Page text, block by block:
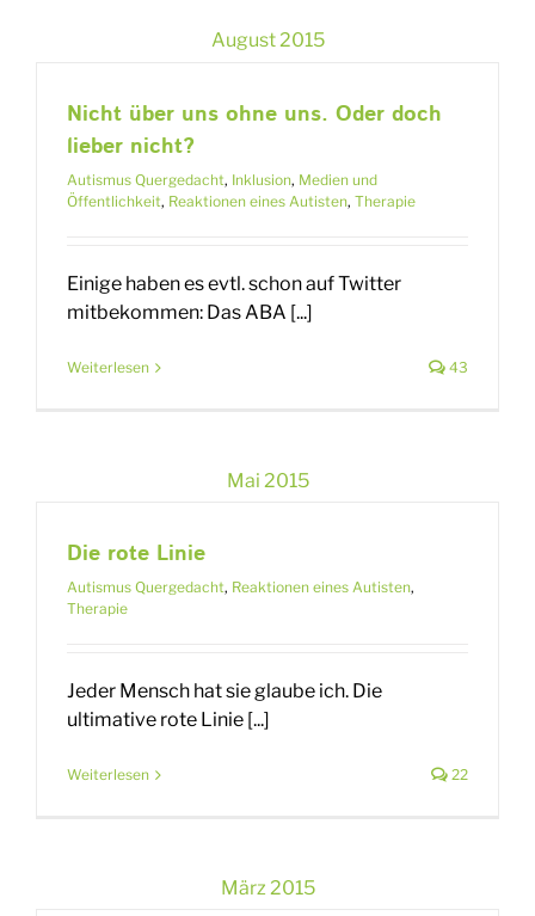
August 2015
Nicht über uns ohne uns. Oder doch
lieber nicht?
Autismus Quergedacht, Inklusion, Medien und
Öffentlichkeit, Reaktionen eines Autisten, Therapie
Einige haben es evtl. schon auf Twitter
mitbekommen: Das ABA [...]
Weiterlesen 43
Mai 2015
Die rote Linie
Autismus Quergedacht, Reaktionen eines Autisten,
Therapie
Jeder Mensch hat sie glaube ich. Die
ultimative rote Linie [...]
Weiterlesen 22
März 2015